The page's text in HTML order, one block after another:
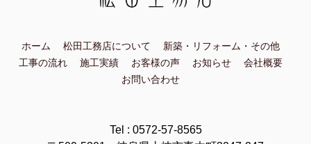
ホーム 松田工務店について
新築・リフォーム・その他
工事の流れ
施工実績 お客様の声 お知らせ
会社概要
お問い合わせ
Tel : 0572-57-8565